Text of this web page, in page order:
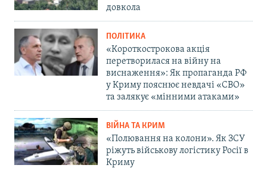
довкола
ПОЛІТИКА
«Короткострокова акція
перетворилася на війну на
виснаження»: Як пропаганда РФ
у Криму пояснює невдачі «СВО»
та залякує «мінними атаками»
ВІЙНА ТА КРИМ
«Полювання на колони». Як ЗСУ
ріжуть військову логістику Росії в
Криму